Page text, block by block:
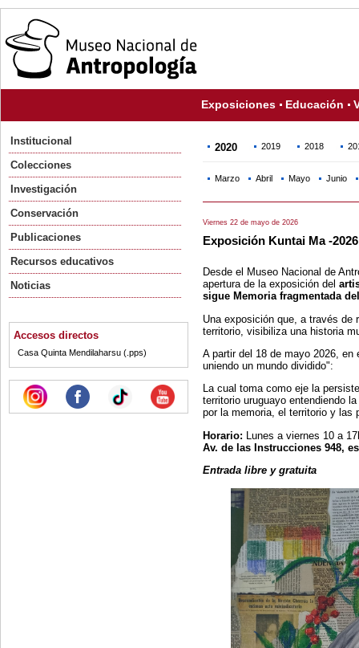
Exposiciones Educación
Institucional
Colecciones
Investigación
Conservación
Publicaciones
Recursos educativos
Noticias
Accesos directos
Casa Quinta Mendilaharsu (.pps)
2020 2019 2018
Marzo Abril Mayo Junio
Viernes 22 de mayo de 2026
Exposición Kuntai Ma -2026
Desde el Museo Nacional de
apertura de la exposición del
sigue Memoria fragmentada
Una exposición que, a través de
territorio, visibiliza una historia
A partir del 18 de mayo 2026,
uniendo un mundo dividido":
La cual toma como eje la
territorio uruguayo entendiendo
por la memoria, el territorio y
Horario: Lunes a viernes 10 a
Av. de las Instrucciones 948,
Entrada libre y gratuita